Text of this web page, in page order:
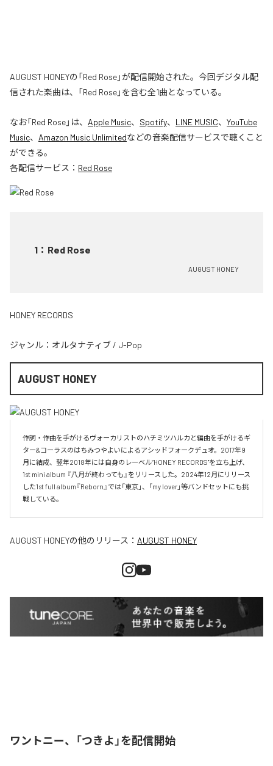
AUGUST HONEYの「Red Rose」が配信開始された。今回デジタル配
信された楽曲は、「Red Rose」を含む全1曲となっている。
なお「Red Rose」は、 Apple Music、 Spotify、 LINE MUSIC、 YouTube
Music、 Amazon Music Unlimitedなどの音楽配信サービスで聴くこと
ができる。
各配信サービス： Red Rose
1 ： Red Rose
AUGUST HONEY
HONEY RECORDS
ジャンル： オルタナティブ / J-Pop
AUGUST HONEY
作詞・作曲を手がけるヴォーカリストのハチミツハルカと編曲を手がけるギ
ター&コーラスのはちみつやよいによるアシッドフォークデュオ。2017年9
月に結成、翌年2018年には自身のレーベル”HONEY RECORDS"を立ち上げ、
1st mini album 『八月が終わっても』をリリースした。2024年12月にリリース
した1st full album『Reborn』では「東京」、「my lover」等バンドセットにも挑
戦している。
AUGUST HONEYの他のリリース： AUGUST HONEY
ワントニー、「つきよ」を配信開始